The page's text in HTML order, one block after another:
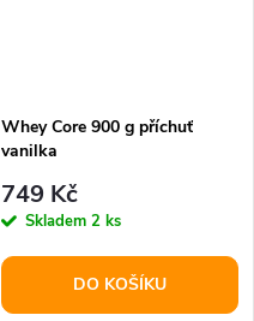
Whey Core 900 g příchuť
vanilka
749 Kč
Skladem 2 ks
DO KOŠÍKU